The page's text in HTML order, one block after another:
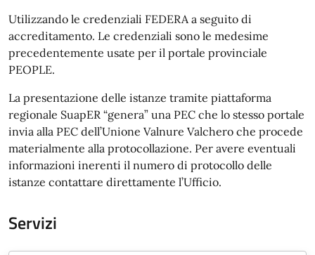
Utilizzando le credenziali FEDERA a seguito di
accreditamento. Le credenziali sono le medesime
precedentemente usate per il portale provinciale
PEOPLE.
La presentazione delle istanze tramite piattaforma
regionale SuapER “genera” una PEC che lo stesso portale
invia alla PEC dell’Unione Valnure Valchero che procede
materialmente alla protocollazione. Per avere eventuali
informazioni inerenti il numero di protocollo delle
istanze contattare direttamente l’Ufficio.
Servizi